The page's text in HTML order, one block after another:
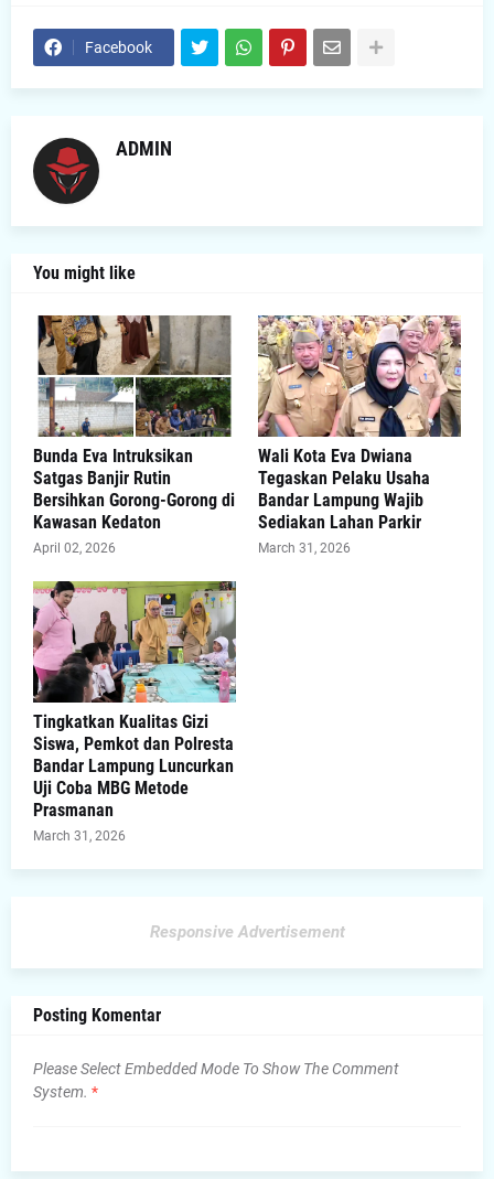
Facebook
ADMIN
You might like
Bunda Eva Intruksikan
Satgas Banjir Rutin
Bersihkan Gorong-Gorong di
Kawasan Kedaton
April 02, 2026
Wali Kota Eva Dwiana
Tegaskan Pelaku Usaha
Bandar Lampung Wajib
Sediakan Lahan Parkir
March 31, 2026
Tingkatkan Kualitas Gizi
Siswa, Pemkot dan Polresta
Bandar Lampung Luncurkan
Uji Coba MBG Metode
Prasmanan
March 31, 2026
Responsive Advertisement
Posting Komentar
Please Select Embedded Mode To Show The Comment
System. *